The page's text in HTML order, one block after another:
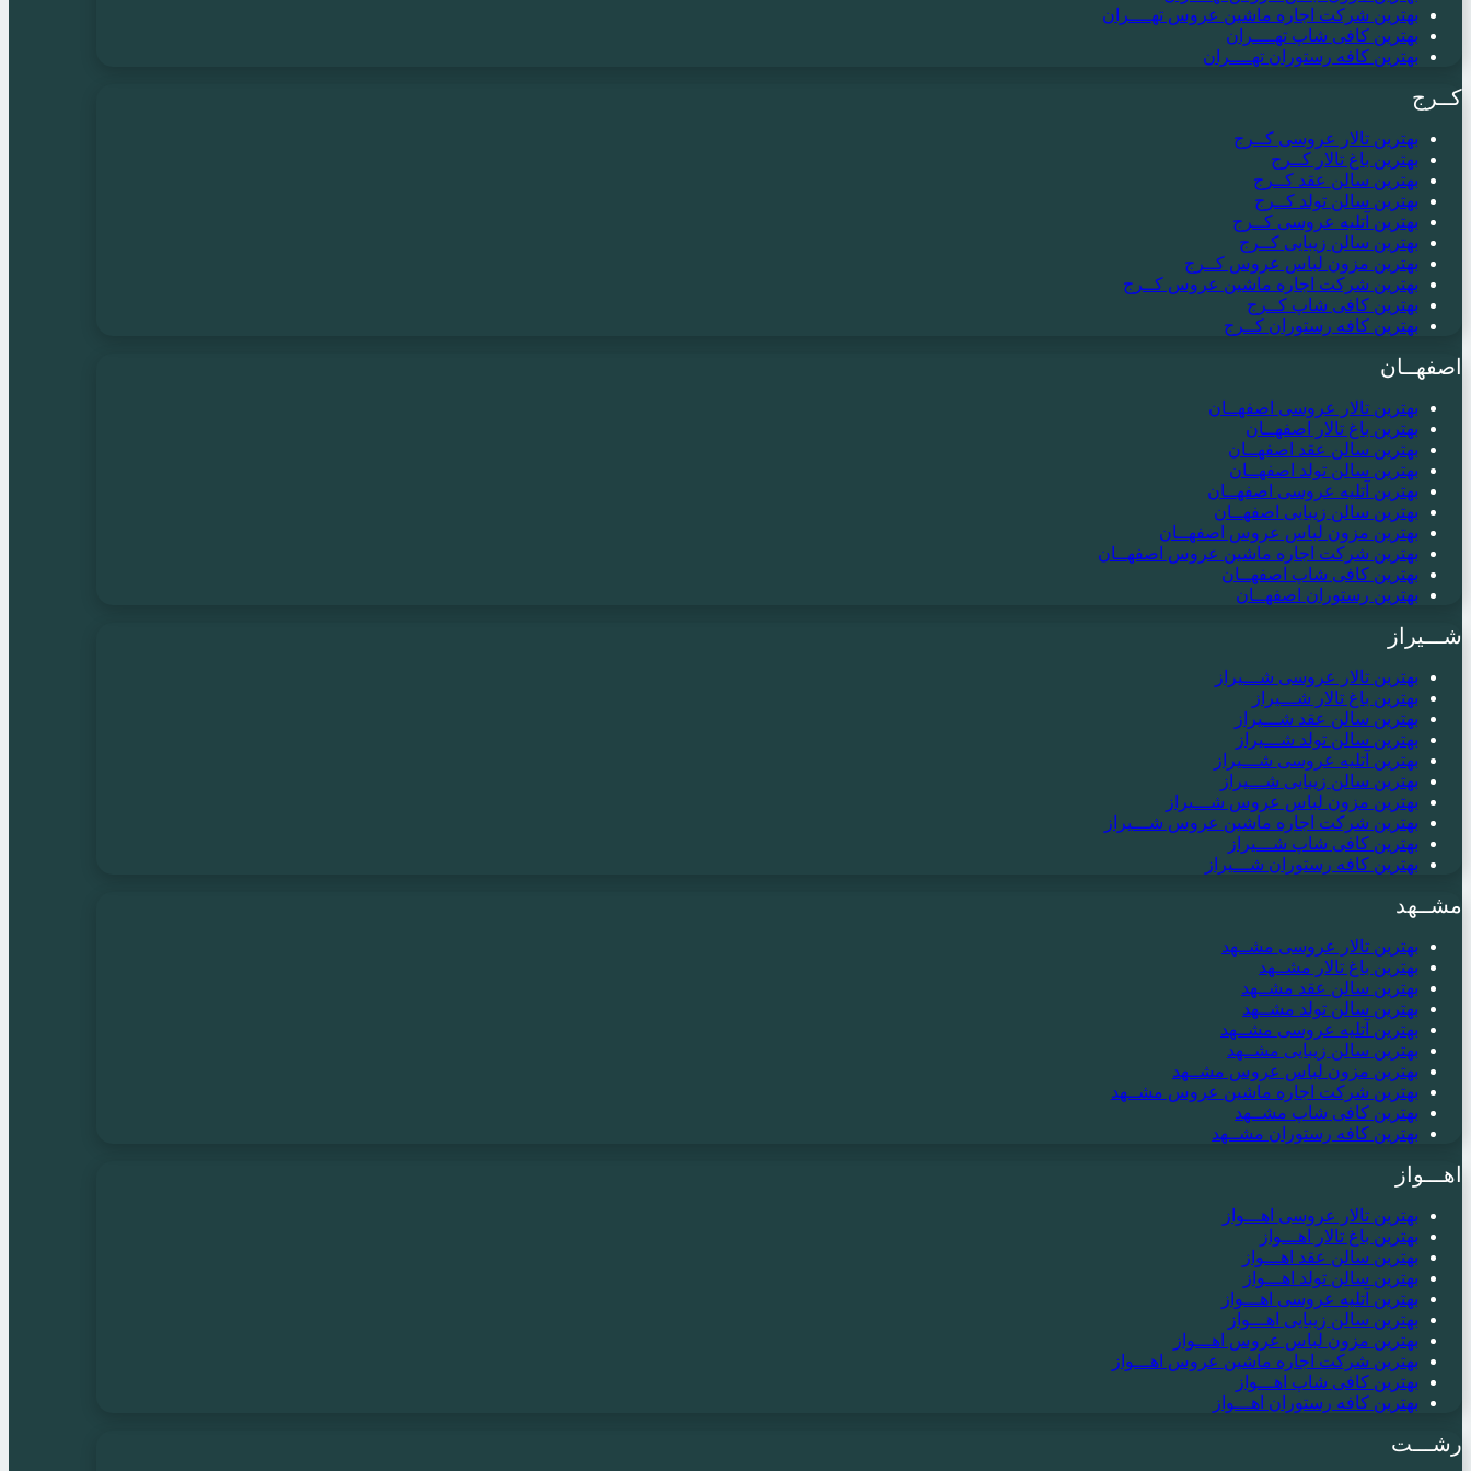
بهترین شرکت اجاره ماشین عروس تهــــران
بهترین کافی شاپ تهــــران
بهترین کافه رستوران تهــــران
کــرج
بهترین تالار عروسی کــرج
بهترین باغ تالار کــرج
بهترین سالن عقد کــرج
بهترین سالن تولد کــرج
بهترین آتلیه عروسی کــرج
بهترین سالن زیبایی کــرج
بهترین مزون لباس عروس کــرج
بهترین شرکت اجاره ماشین عروس کــرج
بهترین کافی شاپ کــرج
بهترین کافه رستوران کــرج
اصفهــان
بهترین تالار عروسی اصفهــان
بهترین باغ تالار اصفهــان
بهترین سالن عقد اصفهــان
بهترین سالن تولد اصفهــان
بهترین آتلیه عروسی اصفهــان
بهترین سالن زیبایی اصفهــان
بهترین مزون لباس عروس اصفهــان
بهترین شرکت اجاره ماشین عروس اصفهــان
بهترین کافی شاپ اصفهــان
بهترین رستوران اصفهــان
شـــیراز
بهترین تالار عروسی شـــیراز
بهترین باغ تالار شـــیراز
بهترین سالن عقد شـــیراز
بهترین سالن تولد شـــیراز
بهترین آتلیه عروسی شـــیراز
بهترین سالن زیبایی شـــیراز
بهترین مزون لباس عروس شـــیراز
بهترین شرکت اجاره ماشین عروس شـــیراز
بهترین کافی شاپ شـــیراز
بهترین کافه رستوران شـــیراز
مشــهد
بهترین تالار عروسی مشــهد
بهترین باغ تالار مشــهد
بهترین سالن عقد مشــهد
بهترین سالن تولد مشــهد
بهترین آتلیه عروسی مشــهد
بهترین سالن زیبایی مشــهد
بهترین مزون لباس عروس مشــهد
بهترین شرکت اجاره ماشین عروس مشــهد
بهترین کافی شاپ مشــهد
بهترین کافه رستوران مشــهد
اهـــواز
بهترین تالار عروسی اهـــواز
بهترین باغ تالار اهـــواز
بهترین سالن عقد اهـــواز
بهترین سالن تولد اهـــواز
بهترین آتلیه عروسی اهـــواز
بهترین سالن زیبایی اهـــواز
بهترین مزون لباس عروس اهـــواز
بهترین شرکت اجاره ماشین عروس اهـــواز
بهترین کافی شاپ اهـــواز
بهترین کافه رستوران اهـــواز
رشـــت